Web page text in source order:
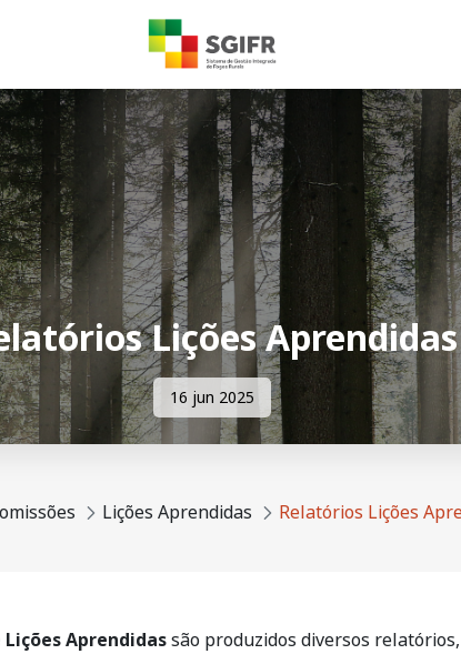
Lições Aprendidas
16 jun 2025
Lições Aprendidas Relatórios Lições
Aprendidassão produzidos diversos